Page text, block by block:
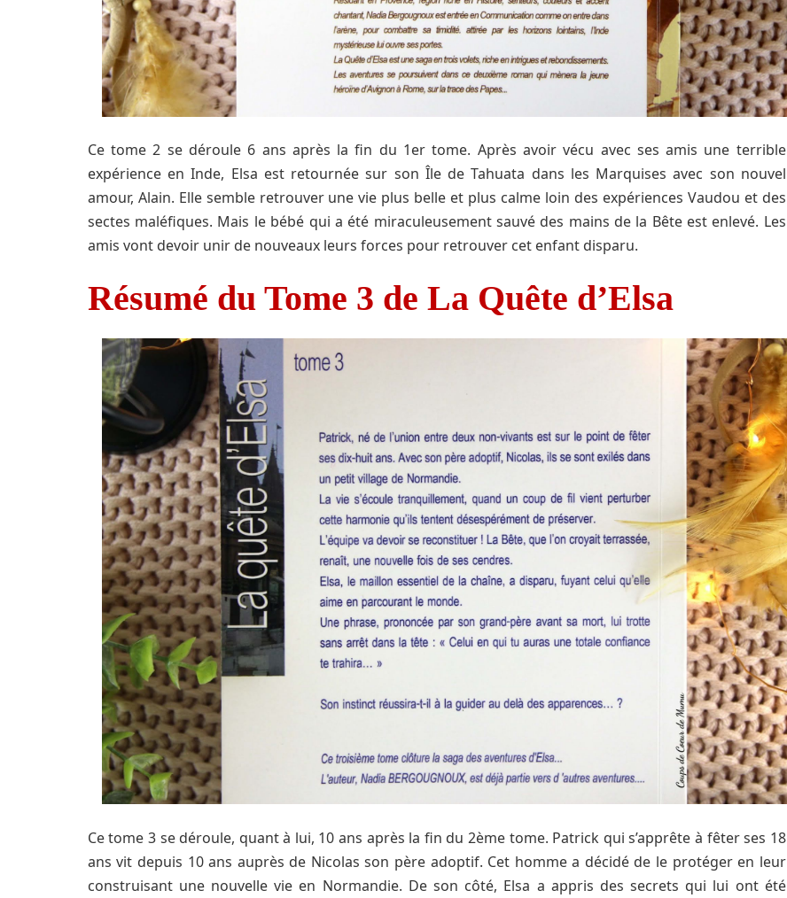
Ce tome 2 se déroule 6 ans après la fin du 1er tome. Après avoir vécu avec ses amis une terrible
expérience en Inde, Elsa est retournée sur son Île de Tahuata dans les Marquises avec son nouvel
amour, Alain. Elle semble retrouver une vie plus belle et plus calme loin des expériences Vaudou et des
sectes maléfiques. Mais le bébé qui a été miraculeusement sauvé des mains de la Bête est enlevé. Les
amis vont devoir unir de nouveaux leurs forces pour retrouver cet enfant disparu.
Résumé du Tome 3 de La Quête d’Elsa
Ce tome 3 se déroule, quant à lui, 10 ans après la fin du 2ème tome. Patrick qui s’apprête à fêter ses 18
ans vit depuis 10 ans auprès de Nicolas son père adoptif. Cet homme a décidé de le protéger en leur
construisant une nouvelle vie en Normandie. De son côté, Elsa a appris des secrets qui lui ont été